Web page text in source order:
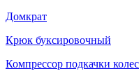
Домкрат
Крюк буксировочный
Компрессор подкачки колес